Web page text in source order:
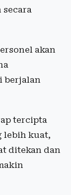
akan
berjalan
tercipta
lebih kuat,
ditekan dan